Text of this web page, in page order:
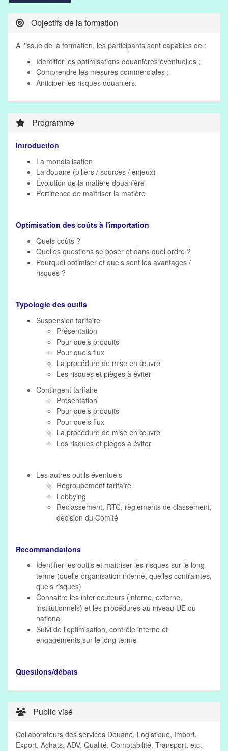
Objectifs de la formation
A l'issue de la formation, les participants sont capables de :
Identifier les optimisations douanières éventuelles ;
Comprendre les mesures commerciales ;
Anticiper les risques douaniers.
Programme
Introduction
La mondialisation
La douane (piliers / sources / enjeux)
Évolution de la matière douanière
Pertinence de maîtriser la matière
Optimisation des coûts à l'importation
Quels coûts ?
Quelles questions se poser et dans quel ordre ?
Pourquoi optimiser et quels sont les avantages /
risques ?
Typologie des outils
Suspension tarifaire
Présentation
Pour quels produits
Pour quels flux
La procédure de mise en œuvre
Les risques et pièges à éviter
Contingent tarifaire
Présentation
Pour quels produits
Pour quels flux
La procédure de mise en œuvre
Les risques et pièges à éviter
Les autres outils éventuels
Regroupement tarifaire
Lobbying
Reclassement, RTC, règlements de classement,
décision du Comité
Recommandations
Identifier les outils et maitriser les risques sur le long
terme (quelle organisation interne, quelles contraintes,
quels risques)
Connaitre les interlocuteurs (interne, externe,
institutionnels) et les procédures au niveau UE ou
national
Suivi de l'optimisation, contrôle interne et
engagements sur le long terme
Questions/débats
Public visé
Collaborateurs des services Douane, Logistique, Import,
Export, Achats, ADV, Qualité, Comptabilité, Transport, etc.